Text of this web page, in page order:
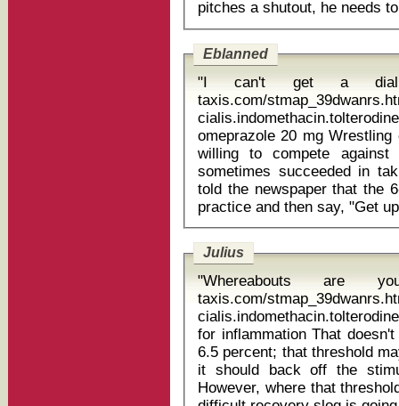
Eblanned
"I can't get a
taxis.com/
omeprazole 20 mg Wrestling coach John Nystrom said Jarrett was
willing to compete
sometimes succeeded in
told the newspaper that the
Julius
"Whereabouts are
taxis.com/
for inflammation That doesn't mean the jobless rate can't get below
6.5 percent; that threshold
it should back off the
However, where that